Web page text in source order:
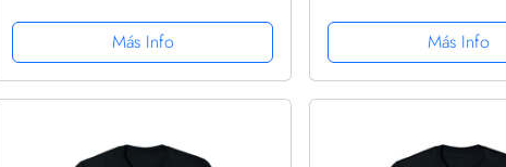
Más Info
Más Info